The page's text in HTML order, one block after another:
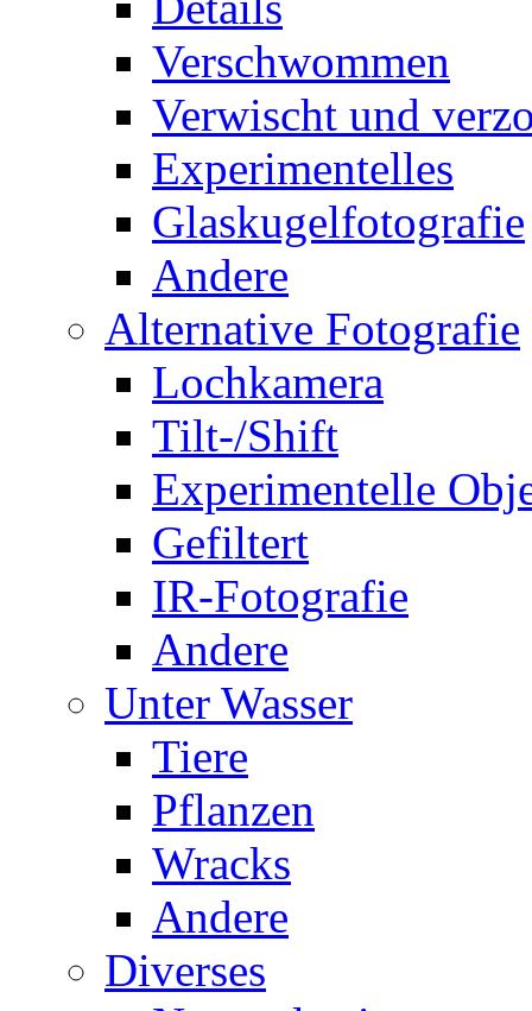
Verschwommen
Verwischt und
Experimentelles
Glaskugelfotografie
Andere
Alternative Fotografie
Lochkamera
Tilt-/Shift
Experimentelle
Gefiltert
IR-Fotografie
Andere
Unter Wasser
Tiere
Pflanzen
Wracks
Andere
Diverses